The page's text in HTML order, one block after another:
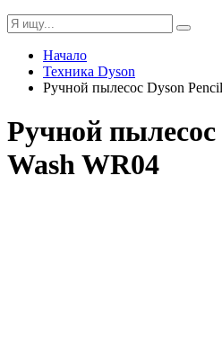
Начало
Техника Dyson
Ручной пылесос Dyson
Ручной
Wash WR04